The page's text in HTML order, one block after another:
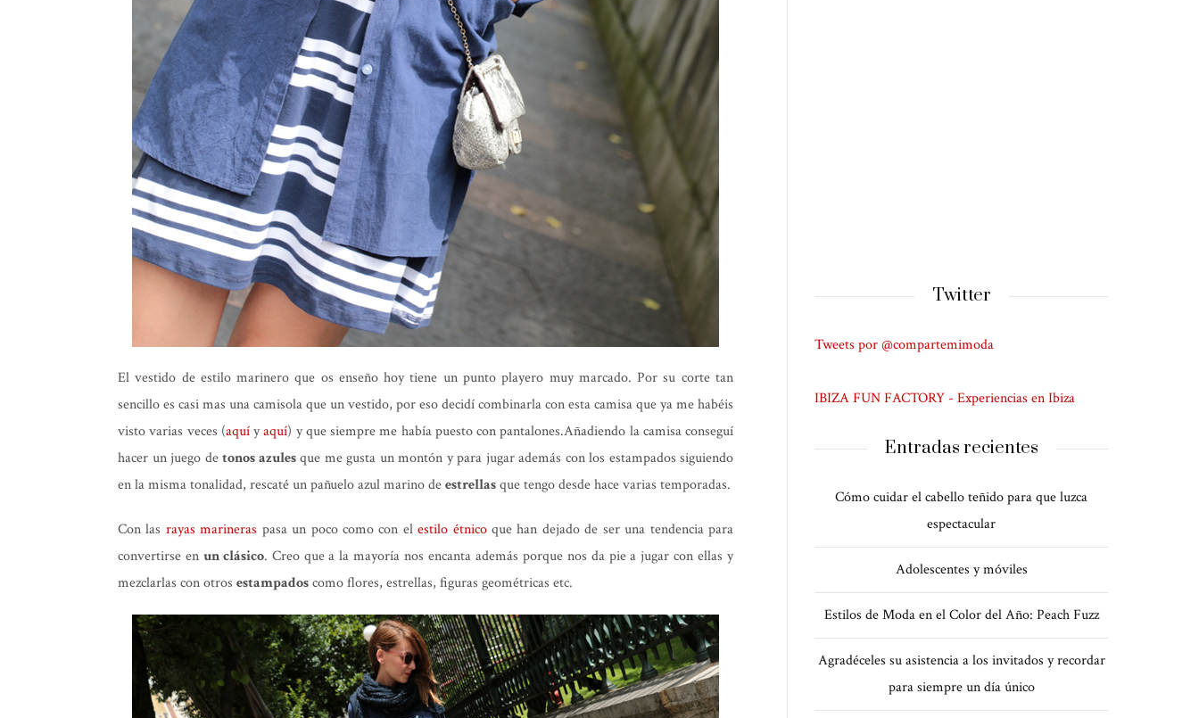
El vestido de estilo marinero que os enseño hoy tiene un punto playero muy marcado. Por su corte tan
sencillo es casi mas una camisola que un vestido, por eso decidí combinarla con esta camisa que ya me habéis
visto varias veces (aquíyaquí) y que siempre me había puesto con pantalones.Añadiendo la camisa conseguí
hacer un juego detonos azulesque me gusta un montón y para jugar además con los estampados siguiendo
en la misma tonalidad, rescaté un pañuelo azul marino deestrellasque tengo desde hace varias temporadas.
Con las rayas marineras pasa un poco como con elestilo étnicoque han dejado de ser una tendencia para
convertirse en un clásico. Creo que a la mayoría nos encanta además porque nos da pie a jugar con ellas y
mezclarlas con otros estampadoscomo flores, estrellas, figuras geométricas etc.
Twitter
Tweets por @compartemimoda
IBIZA FUN FACTORY - Experiencias en Ibiza
Entradas recientes
Cómo cuidar el cabello teñido para que luzca
espectacular
Adolescentes y móviles
Estilos de Moda en el Color del Año: Peach Fuzz
Agradéceles su asistencia a los invitados y recordar
para siempre un día único